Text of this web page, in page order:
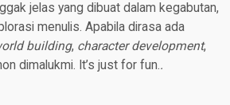
jelas yang dibuat dalam kegabutan,
menulis. Apabila dirasa ada
building, character development,
dimalukmi. It’s just for fun..